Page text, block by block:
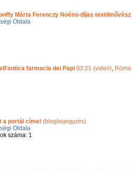
Márta Ferenczy Noémi-díjas textilművész
Oldala
farmacia dei Papi 03:21 (videó),
a portál címe! (blogbejegyzés)
Oldala
száma: 1